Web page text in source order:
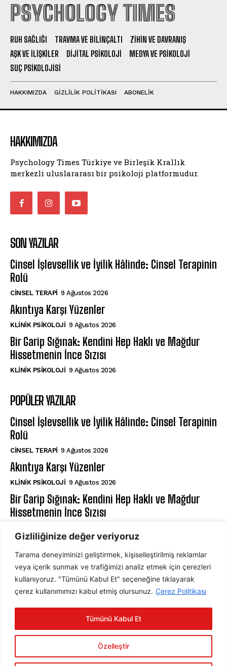
Gizliliğinize değer veriyoruz
Tarama deneyiminizi geliştirmek, kişiselleştirilmiş reklamlar
veya içerik sunmak ve trafiğimizi analiz etmek için çerezleri
kullanıyoruz. "Tümünü Kabul Et" seçeneğine tıklayarak
çerez kullanımımızı kabul etmiş olursunuz. Çerez Politikası
Özelleştir
Tümünü Kabul Et
PSYCHOLOGY TIMES
RUH SAĞLIĞI TRAVMA VE BILINÇALTI
ZIHIN VE DAVRANIŞ
AŞK VE İLIŞKILER
DIJITAL PSIKOLOJI
MEDYA VE PSIKOLOJI
SUÇ PSIKOLOJISI
HAKKIMIZDA GIZLILIK POLITIKASI ABONELIK
HAKKIMIZDA
Psychology Times Türkiye ve Birleşik Krallık
merkezli uluslararası bir psikoloji platformudur.
SON YAZILAR
Cinsel İşlevsellik ve İyilik Hâlinde: Cinsel Terapinin
Rolü
CINSEL TERAPI 9 Ağustos 2026
Akıntıya Karşı Yüzenler
KLINIK PSIKOLOJI 9 Ağustos 2026
Bir Garip Sığınak: Kendini Hep Haklı ve Mağdur
Hissetmenin İnce Sızısı
KLINIK PSIKOLOJI 9 Ağustos 2026
POPÜLER YAZILAR
Cinsel İşlevsellik ve İyilik Hâlinde: Cinsel Terapinin
Rolü
CINSEL TERAPI 9 Ağustos 2026
Akıntıya Karşı Yüzenler
KLINIK PSIKOLOJI 9 Ağustos 2026
Bir Garip Sığınak: Kendini Hep Haklı ve Mağdur
Hissetmenin İnce Sızısı
ABONE OL
ABONE OL
okudum, onaylıyorum.